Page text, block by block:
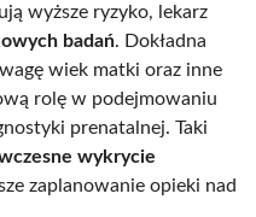
wyższe ryzyko, lekarz
badań. Dokładna
wiek matki oraz inne
rolę w podejmowaniu
prenatalnej. Taki
wykrycie
zaplanowanie opieki nad